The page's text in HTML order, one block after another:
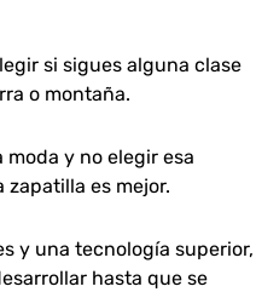
si sigues alguna clase
o montaña.
y no elegir esa
zapatilla es mejor.
y una tecnología superior,
hasta que se